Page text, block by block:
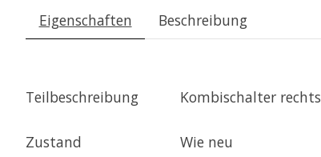
Eigenschaften Beschreibung
Teilbeschreibung Kombischalter rechts
Zustand Wie neu